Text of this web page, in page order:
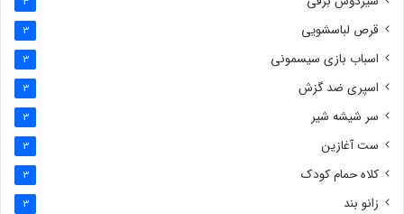
قرص لباسشویی 3
اسباب بازی سیسمونی 3
اسپری ضد گزش 3
سر شیشه شیر 3
ست آغازین 3
کلاه حمام کودک 3
زانو بند 3